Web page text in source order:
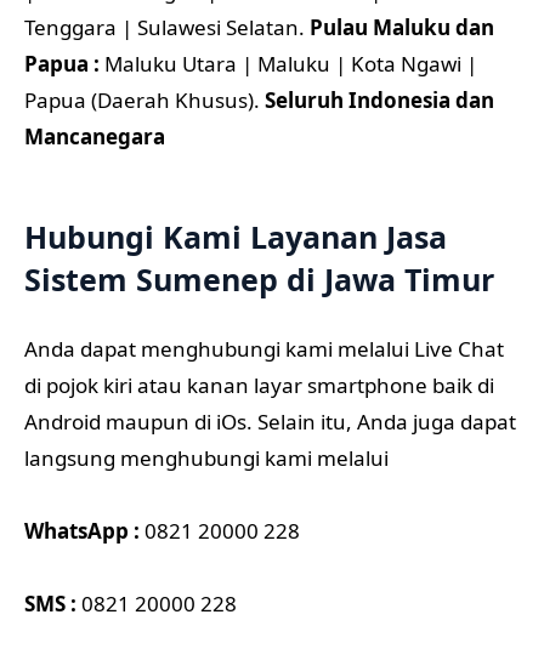
Tenggara | Sulawesi Selatan. Pulau Maluku dan
Papua : Maluku Utara | Maluku | Kota Ngawi |
Papua (Daerah Khusus). Seluruh Indonesia dan
Mancanegara
Hubungi Kami Layanan Jasa
Sistem Sumenep di Jawa Timur
Anda dapat menghubungi kami melalui Live Chat
di pojok kiri atau kanan layar smartphone baik di
Android maupun di iOs. Selain itu, Anda juga dapat
langsung menghubungi kami melalui
WhatsApp : 0821 20000 228
SMS : 0821 20000 228